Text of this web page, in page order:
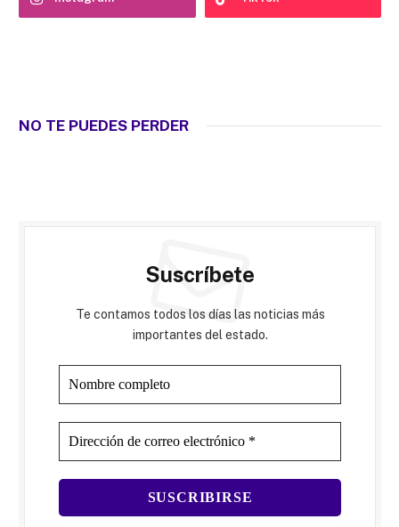
NO TE PUEDES PERDER
Suscríbete
Te contamos todos los días las noticias más
importantes del estado.